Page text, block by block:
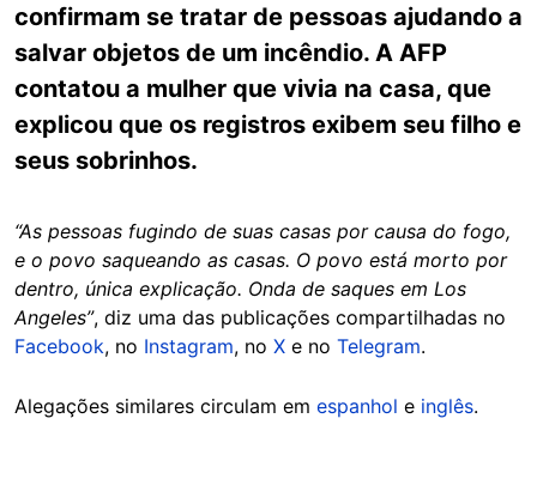
confirmam se tratar de pessoas ajudando a
salvar objetos de um incêndio. A AFP
contatou a mulher que vivia na casa, que
explicou que os registros exibem seu filho e
seus sobrinhos.
“As pessoas fugindo de suas casas por causa do fogo,
e o povo saqueando as casas. O povo está morto por
dentro, única explicação. Onda de saques em Los
Angeles”, diz uma das publicações compartilhadas no
Facebook, no Instagram, no X e no Telegram.
Alegações similares circulam em espanhol e inglês.